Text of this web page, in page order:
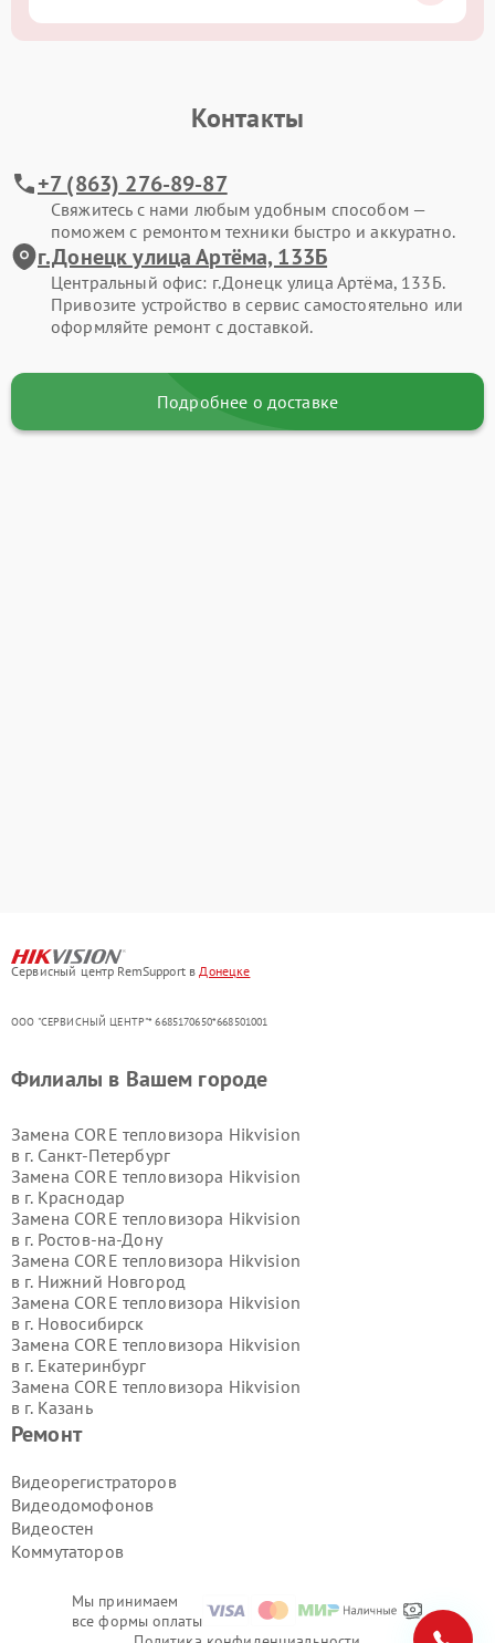
Контакты
+7 (863) 276-89-87
Свяжитесь с нами любым удобным способом —
поможем с ремонтом техники быстро и аккуратно.
г.Донецк улица Артёма, 133Б
Центральный офис: г.Донецк улица Артёма, 133Б.
Привозите устройство в сервис самостоятельно или
оформляйте ремонт с доставкой.
Подробнее о доставке
Сервисный центр RemSupport вДонецке
ООО "СЕРВИСНЫЙ ЦЕНТР"* 6685170650*668501001
Мы принимаем
все формы оплаты
Ремонт
Видеорегистраторов
Видеодомофонов
Видеостен
Коммутаторов
Филиалы в Вашем городе
Замена CORE тепловизора Hikvision
в г. Санкт-Петербург
Замена CORE тепловизора Hikvision
в г. Краснодар
Замена CORE тепловизора Hikvision
в г. Ростов-на-Дону
Замена CORE тепловизора Hikvision
в г. Нижний Новгород
Замена CORE тепловизора Hikvision
в г. Новосибирск
Замена CORE тепловизора Hikvision
в г. Екатеринбург
Замена CORE тепловизора Hikvision
в г. Казань
Замена CORE тепловизора Hikvision
Замена CORE тепловизора Hikvision
в г.Волгоград
Замена CORE тепловизора Hikvision
в г.Самара
Замена CORE тепловизора Hikvision
Замена CORE тепловизора Hikvision
Красноярск